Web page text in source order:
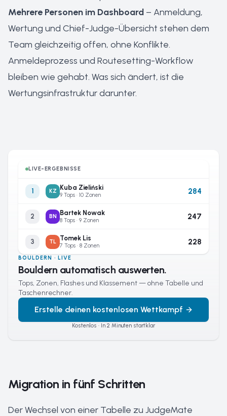
Mehrere Personen im Dashboard – Anmeldung,
Wertung und Chief-Judge-Übersicht stehen dem
Team gleichzeitig offen, ohne Konflikte.
Anmeldeprozess und Routesetting-Workflow
bleiben wie gehabt. Was sich ändert, ist die
Wertungsinfrastruktur darunter.
LIVE-ERGEBNISSE
1 KZ Kuba Zieliński
9 Tops · 10 Zonen 284
2 BN Bartek Nowak
8 Tops · 9 Zonen 247
3 TL Tomek Lis
7 Tops · 8 Zonen 228
BOULDERN · LIVE
Bouldern automatisch auswerten.
Tops, Zonen, Flashes und Klassement — ohne Tabelle und
Taschenrechner.
Erstelle deinen kostenlosen Wettkampf
Kostenlos · In 2 Minuten startklar
Migration in fünf Schritten
Der Wechsel von einer Tabelle zu JudgeMate